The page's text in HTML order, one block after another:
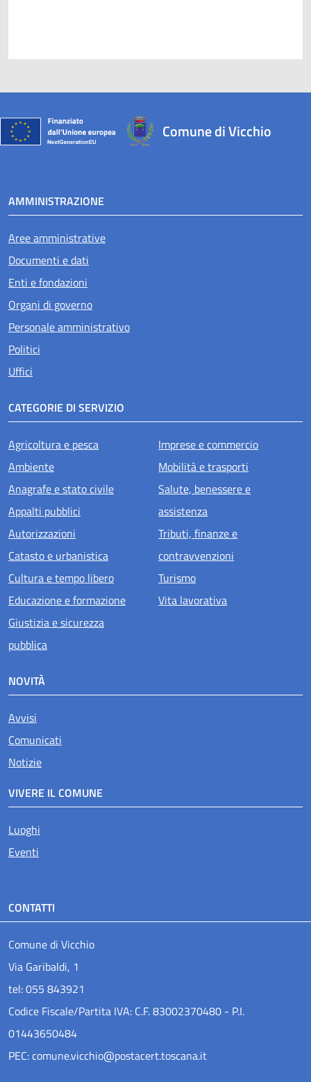
Comune di Vicchio
AMMINISTRAZIONE
Aree amministrative
Documenti e dati
Enti e fondazioni
Organi di governo
Personale amministrativo
Politici
Uffici
CATEGORIE DI SERVIZIO
Agricoltura e pesca
Ambiente
Anagrafe e stato civile
Appalti pubblici
Autorizzazioni
Catasto e urbanistica
Cultura e tempo libero
Educazione e formazione
Giustizia e sicurezza
pubblica
Imprese e commercio
Mobilità e trasporti
Salute, benessere e
assistenza
Tributi, finanze e
contravvenzioni
Turismo
Vita lavorativa
NOVITÀ
Avvisi
Comunicati
Notizie
VIVERE IL COMUNE
Luoghi
Eventi
CONTATTI
Comune di Vicchio
Via Garibaldi, 1
tel: 055 843921
Codice Fiscale/Partita IVA: C.F. 83002370480 - P.I.
01443650484
PEC: comune.vicchio@postacert.toscana.it